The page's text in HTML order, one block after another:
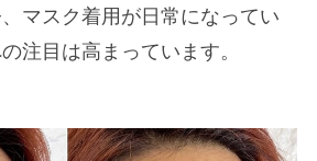
マスク着用が日常になってい
注目は高まっています。